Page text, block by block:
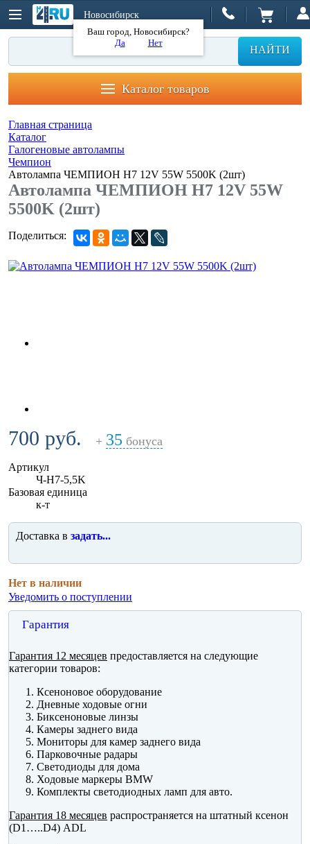
Новосибирск
Ваш город, Новосибирск?
Да
Нет
НАЙТИ
Каталог товаров
Главная страница
Каталог
Галогеновые автолампы
Чемпион
Автолампа ЧЕМПИОН H7 12V 55W 5500K (2шт)
Автолампа ЧЕМПИОН H7 12V 55W
5500K (2шт)
Поделиться:
700 руб. + 35 бонуса
Артикул
Ч-H7-5,5K
Базовая единица
к-т
Доставка в задать...
Нет в наличии
Уведомить о поступлении
Гарантия
Гарантия 12 месяцев предоставляется на следующие
категории товаров:
Ксеноновое оборудование
Дневные ходовые огни
Биксеноновые линзы
Камеры заднего вида
Мониторы для камер заднего вида
Парковочные радары
Светодиоды для дома
Ходовые маркеры BMW
Комплекты светодиодных ламп для авто.
Гарантия 18 месяцев распространяется на штатный ксенон
(D1…..D4) ADL